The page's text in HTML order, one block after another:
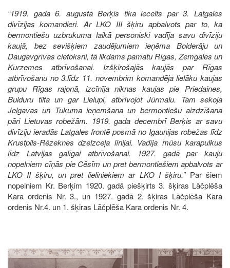
“1919. gada 6. augustā Berķis tika iecelts par 3. Latgales
divīzijas komandieri. Ar LKO III šķiru apbalvots par to, ka
bermontiešu uzbrukuma laikā personiski vadīja savu divīziju
kaujā, bez sevišķiem zaudējumiem ieņēma Bolderāju un
Daugavgrīvas cietoksni, tā likdams pamatu Rīgas, Zemgales un
Kurzemes atbrīvošanai. Izšķirošajās kaujās par Rīgas
atbrīvošanu no 3.līdz 11. novembrim komandēja lielāku kaujas
grupu Rīgas rajonā, izcīnīja niknas kaujas pie Priedaines,
Bulduru tilta un gar Lielupi, atbrīvojot Jūrmalu. Tam sekoja
Jelgavas un Tukuma ieņemšana un bermontiešu aizdzīšana
pāri Lietuvas robežām. 1919. gada decembrī Berķis ar savu
divīziju ieradās Latgales frontē posmā no Igaunijas robežas līdz
Krustpils-Rēzeknes dzelzceļa līnijai. Vadīja mūsu karapulkus
līdz Latvijas galīgai atbrīvošanai. 1927. gadā par kauju
nopelniem cīņās pie Cēsīm un pret bermontiešiem apbalvots ar
LKO II šķiru, un pret lieliniekiem ar LKO I šķiru.” Par šiem
nopelniem Kr. Berķim 1920. gadā piešķirts 3. šķiras Lāčplēša
Kara ordenis Nr. 3., un 1927. gadā 2. šķiras Lāčplēša Kara
ordenis Nr.4. un 1. šķiras Lāčplēša Kara ordenis Nr. 4.
Image